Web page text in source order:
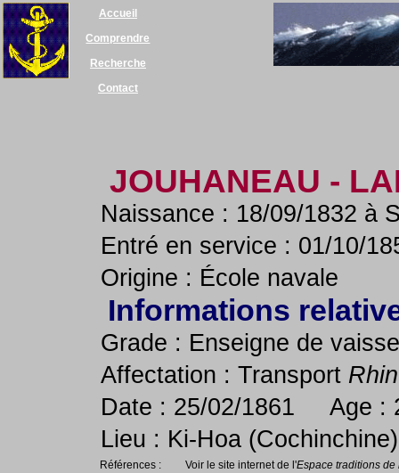
Accueil
Comprendre
Recherche
Contact
JOUHANEAU -
Naissance : 18/09/1832 à
Entré en service : 01/10/
Origine : École navale
Informations
Grade : Enseigne de
Affectation : Transport Rhin
Date : 25/02/1861 Age :
Lieu : Ki-Hoa (Cochinchine)
Références : Voir le site internet de l'Espace traditions de